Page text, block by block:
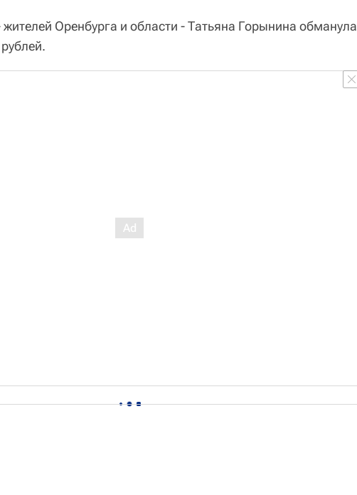
Оренбурга и области - Татьяна Горынина обманула